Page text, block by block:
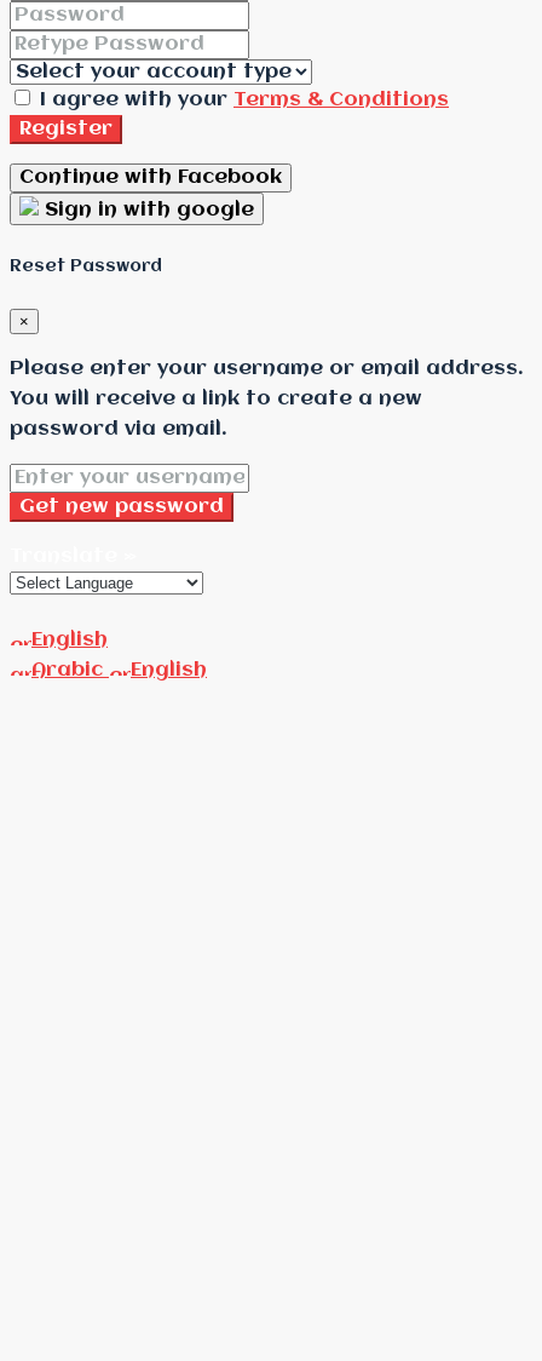
I agree with your Terms & Conditions
Register
Continue with Facebook
Sign in with google
Reset Password
×
Please enter your username or email address.
You will receive a link to create a new
password via email.
Get new password
English
Arabic
English